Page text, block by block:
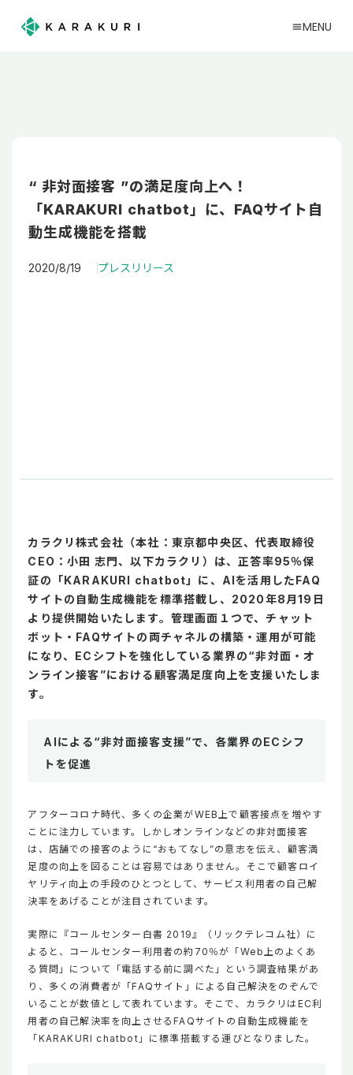
menuMENU
“ 非対面接客 ”の満足度向上へ！
「KARAKURI chatbot」に、FAQサイト自
動生成機能を搭載
プレスリリース
2020/8/19
カラクリ株式会社（本社：東京都中央区、代表取締役
CEO：小田 志門、以下カラクリ）は、正答率95％保
証の「KARAKURI chatbot」に、AIを活用したFAQ
サイトの自動生成機能を標準搭載し、2020年8月19日
より提供開始いたします。管理画面１つで、チャット
ボット・FAQサイトの両チャネルの構築・運用が可能
になり、ECシフトを強化している業界の“非対面・オ
ンライン接客”における顧客満足度向上を支援いたしま
す。
AIによる“非対面接客支援”で、各業界のECシフ
トを促進
アフターコロナ時代、多くの企業がWEB上で顧客接点を増やす
ことに注力しています。しかしオンラインなどの非対面接客
は、店舗での接客のように“おもてなし”の意志を伝え、顧客満
足度の向上を図ることは容易ではありません。そこで顧客ロイ
ヤリティ向上の手段のひとつとして、サービス利用者の自己解
決率をあげることが注目されています。
実際に『コールセンター白書 2019』（リックテレコム社）に
よると、コールセンター利用者の約70％が「Web上のよくあ
る質問」について「電話する前に調べた」という調査結果があ
り、多くの消費者が「FAQサイト」による自己解決をのぞんで
いることが数値として表れています。そこで、カラクリはEC利
用者の自己解決率を向上させるFAQサイトの自動生成機能を
「KARAKURI chatbot」に標準搭載する運びとなりました。